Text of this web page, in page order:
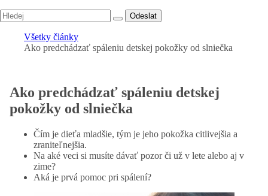
Odeslat
Všetky články
Ako predchádzať spáleniu detskej pokožky od slniečka
Ako predchádzať spáleniu detskej
pokožky od slniečka
Čím je dieťa mladšie, tým je jeho pokožka citlivejšia a
zraniteľnejšia.
Na aké veci si musíte dávať pozor či už v lete alebo aj v
zime?
Aká je prvá pomoc pri spálení?